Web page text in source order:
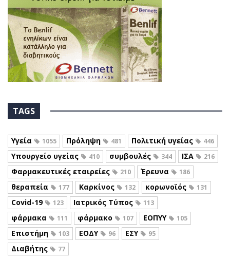
TAGS
Υγεία 1055 Πρόληψη 481 Πολιτική υγείας 446
Υπουργείο υγείας 410 συμβουλές 344 ΙΣΑ 216
Φαρμακευτικές εταιρείες 210 Έρευνα 186
θεραπεία 177 Καρκίνος 132 κορωνοϊός 131
Covid-19 123 Ιατρικός Τύπος 113
φάρμακα 111 φάρμακο 107 ΕΟΠΥΥ 105
Επιστήμη 103 ΕΟΔΥ 96 ΕΣΥ 95
Διαβήτης 77